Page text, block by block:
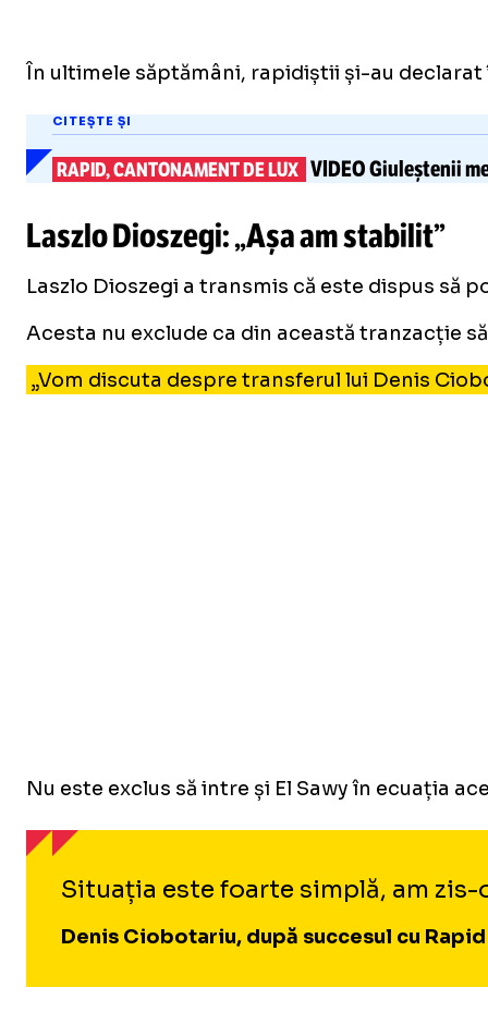
În ultimele săptămâni, rapidiștii și-au
CITEȘTE ȘI
RAPID, CANTONAMENT DE LUX VIDEOGiuleștenii
Laszlo Dioszegi: „Așa am stabilit”
Laszlo Dioszegi a transmis că este dispus să
Acesta nu exclude ca din această tranzacție
„Vom discuta despre transferul lui Denis
Nu este exclus să intre și El Sawy în ecuația
Situația este foarte simplă, am zis-
Denis Ciobotariu, după succesul cu Rapid